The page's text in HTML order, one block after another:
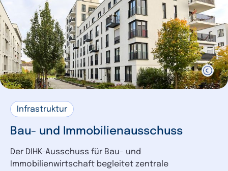
Infrastruktur
Bau- und Immobilienausschuss
Der DIHK-Ausschuss für Bau- und
Immobilienwirtschaft begleitet zentrale